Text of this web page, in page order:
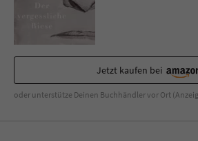
Jetzt kaufen bei
oder unterstütze Deinen Buchhändler vor Ort